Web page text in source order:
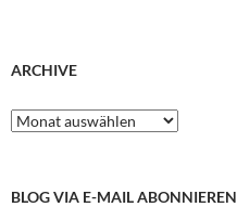
ARCHIVE
Archive
BLOG VIA E-MAIL ABONNIEREN